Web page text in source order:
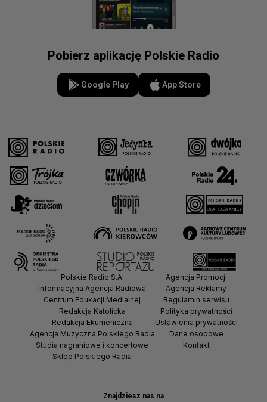
Pobierz aplikację Polskie Radio
Google Play App Store
Znajdziesz nas na
Polskie Radio S.A.
Informacyjna Agencja Radiowa
Centrum Edukacji Medialnej
Redakcja Katolicka
Redakcja Ekumeniczna
Agencja Muzyczna Polskiego Radia
Studia nagraniowe i koncertowe
Sklep Polskiego Radia
Agencja Promocji
Agencja Reklamy
Regulamin serwisu
Polityka prywatności
Ustawienia prywatności
Dane osobowe
Kontakt